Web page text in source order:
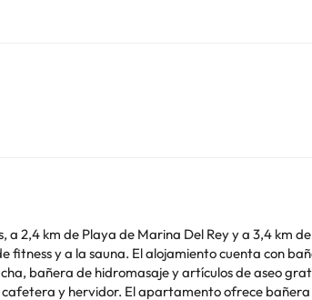
a 2,4 km de Playa de Marina Del Rey y a 3,4 km
fitness y a la sauna. El alojamiento cuenta con
de hidromasaje. Marina